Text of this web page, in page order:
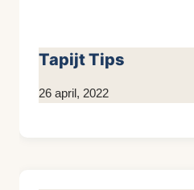
Tapijt Tips
Door
26 april, 2022